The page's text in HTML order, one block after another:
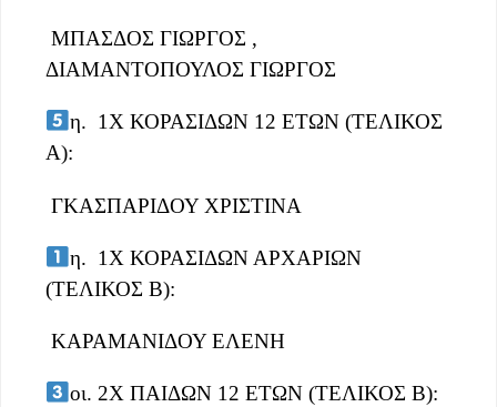
ΜΠΑΣΔΟΣ ΓΙΩΡΓΟΣ ,
ΔΙΑΜΑΝΤΟΠΟΥΛΟΣ ΓΙΩΡΓΟΣ
η. 1Χ ΚΟΡΑΣΙΔΩΝ 12 ΕΤΩΝ (ΤΕΛΙΚΟΣ
Α):
ΓΚΑΣΠΑΡΙΔΟΥ ΧΡΙΣΤΙΝΑ
η. 1Χ ΚΟΡΑΣΙΔΩΝ ΑΡΧΑΡΙΩΝ
(ΤΕΛΙΚΟΣ Β):
ΚΑΡΑΜΑΝΙΔΟΥ ΕΛΕΝΗ
οι. 2Χ ΠΑΙΔΩΝ 12 ΕΤΩΝ (ΤΕΛΙΚΟΣ Β):